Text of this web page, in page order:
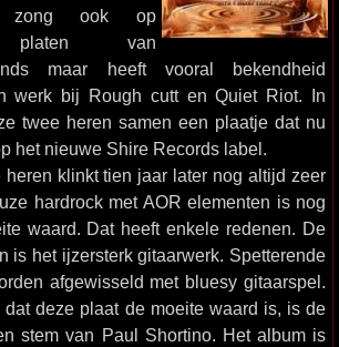
zong ook op
platen van
maar heeft vooral bekendheid
werk bij Rough cutt en Quiet Riot. In
twee heren samen een plaatje dat nu
het nieuwe Shire Records label.
klinkt tien jaar later nog altijd zeer
hardrock met AOR elementen is nog
waard. Dat heeft enkele redenen. De
is het ijzersterk gitaarwerk. Spetterende
afgewisseld met bluesy gitaarspel.
dat deze plaat de moeite waard is, is de
stem van Paul Shortino. Het album is